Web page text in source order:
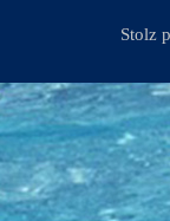
Stolz